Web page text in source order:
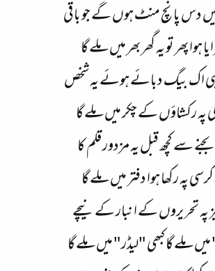
میں دس پانچ منٹ ہوں گے جو باقی
ہوا پھر تو یہ گھر بھر میں ملے گا
ہی اک بیگ دبائے ہوئے یہ شخص
پہ رکشاؤں کے چکر میں ملے گا
سے کچھ قبل یہ مزدور قلم کا
پہ رکھا ہوا دفتر میں ملے گا
پہ تحریروں کے انبار کے نیچے
ملے گا کبھی "لیڈر" میں ملے گا